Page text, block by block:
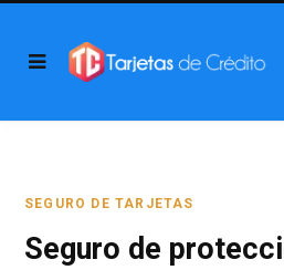
SEGURO DE TARJETAS
Seguro de